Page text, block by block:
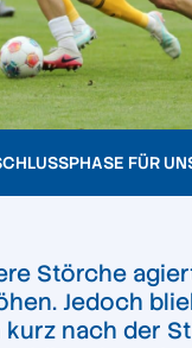
FÜR
Störche
Jedoch
nach der